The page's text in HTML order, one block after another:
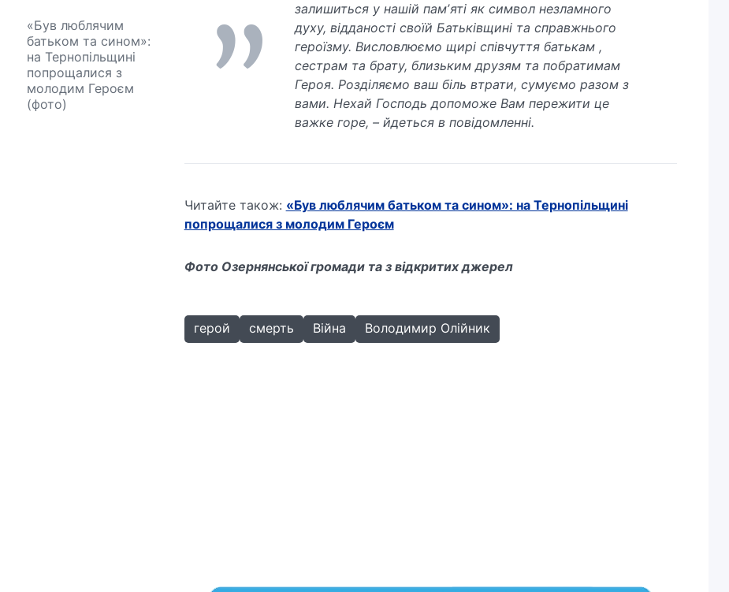
«Був люблячим
батьком та сином»:
на Тернопільщині
попрощалися з
молодим Героєм
(фото)
залишиться у нашій памʼяті як символ незламного
духу, відданості своїй Батьківщині та справжнього
героїзму. Висловлюємо щирі співчуття батькам ,
сестрам та брату, близьким друзям та побратимам
Героя. Розділяємо ваш біль втрати, сумуємо разом з
вами. Нехай Господь допоможе Вам пережити це
важке горе, – йдеться в повідомленні.
Читайте також: «Був люблячим батьком та сином»: на Тернопільщині
попрощалися з молодим Героєм
Фото Озернянської громади та з відкритих джерел
герой смерть Війна Володимир Олійник